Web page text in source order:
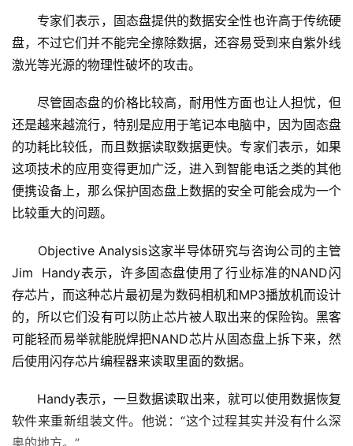
专家们表示，固态盘提供的数据安全性也许高于传统硬
盘，不过它们并不能完全擦除数据，还容易受到来自紫外线
激光等光源的物理性破坏的攻击。
尽管固态盘的价格比较高，耐用性方面也让人担忧，但
还是越来越流行，特别是应用于笔记本电脑中，因为固态盘
的功耗比较低，而且数据读取数据更快。专家们表示，如果
这项技术的应用变得更加广泛，进入到智能电话之类的其他
便携设备上，那么保护固态盘上数据的安全可能会成为一个
比较重大的问题。
Objective Analysis这家半导体研究与咨询公司的主管
Jim  Handy表示，许多固态盘使用了行业标准的NAND闪
存芯片，而这种芯片最初是为数码相机和MP3播放机而设计
的，所以它们没有可以防止芯片被人取出来的保险钩。黑客
可能轻而易举就能脱焊把NAND芯片从固态盘上拆下来，然
后使用闪存芯片编程器来读取里面的数据。
Handy表示，一旦数据读取出来，就可以使用数据恢复
软件来重新组装文件。他说：“这个过程其实并没有什么深